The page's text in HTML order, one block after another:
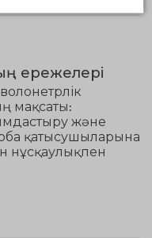
ережелері
мақсаты:
және
қатысушыларына
нұсқаулықпен